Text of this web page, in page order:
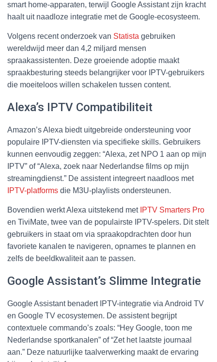
smart home-apparaten, terwijl Google Assistant zijn kracht
haalt uit naadloze integratie met de Google-ecosysteem.
Volgens recent onderzoek van Statista gebruiken
wereldwijd meer dan 4,2 miljard mensen
spraakassistenten. Deze groeiende adoptie maakt
spraakbesturing steeds belangrijker voor IPTV-gebruikers
die moeiteloos willen schakelen tussen content.
Alexa’s IPTV Compatibiliteit
Amazon’s Alexa biedt uitgebreide ondersteuning voor
populaire IPTV-diensten via specifieke skills. Gebruikers
kunnen eenvoudig zeggen: “Alexa, zet NPO 1 aan op mijn
IPTV” of “Alexa, zoek naar Nederlandse films op mijn
streamingdienst.” De assistent integreert naadloos met
IPTV-platforms die M3U-playlists ondersteunen.
Bovendien werkt Alexa uitstekend met IPTV Smarters Pro
en TiviMate, twee van de populairste IPTV-spelers. Dit stelt
gebruikers in staat om via spraakopdrachten door hun
favoriete kanalen te navigeren, opnames te plannen en
zelfs de beeldkwaliteit aan te passen.
Google Assistant’s Slimme Integratie
Google Assistant benadert IPTV-integratie via Android TV
en Google TV ecosystemen. De assistent begrijpt
contextuele commando’s zoals: “Hey Google, toon me
Nederlandse sportkanalen” of “Zet het laatste journaal
aan.” Deze natuurlijke taalverwerking maakt de ervaring